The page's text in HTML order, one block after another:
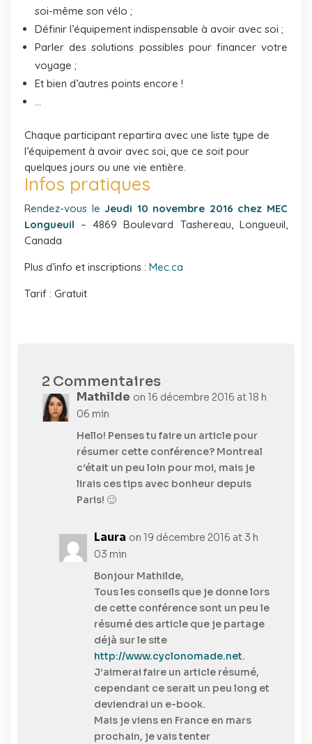
soi-même son vélo ;
Définir l’équipement indispensable à avoir avec soi ;
Parler des solutions possibles pour financer votre
voyage ;
Et bien d’autres points encore !
…
Chaque participant repartira avec une liste type de
l’équipement à avoir avec soi, que ce soit pour
quelques jours ou une vie entière.
Infos pratiques
Rendez-vous leJeudi 10 novembre 2016 chez MEC
Longueuil – 4869 Boulevard Tashereau, Longueuil,
Canada
Plus d’info et inscriptions : Mec.ca
Tarif : Gratuit
2 Commentaires
Mathilde on 16 décembre 2016 at 18 h
06 min
Hello! Penses tu faire un article pour
résumer cette conférence? Montreal
c’était un peu loin pour moi, mais je
lirais ces tips avec bonheur depuis
Paris! 🙂
Laura on 19 décembre 2016 at 3 h
03 min
Bonjour Mathilde,
Tous les conseils que je donne lors
de cette conférence sont un peu le
résumé des article que je partage
déjà sur le site
http://www.cyclonomade.net.
J’aimerai faire un article résumé,
cependant ce serait un peu long et
deviendrai un e-book.
Mais je viens en France en mars
prochain, je vais tenter